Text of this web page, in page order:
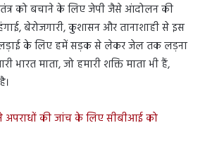
को बचाने के लिए जेपी जैसे आंदोलन की
बेरोजगारी, कुशासन और तानाशाही से इस
लड़ाई के लिए हमें सड़क से लेकर जेल तक लड़ना
भारत माता, जो हमारी शक्ति माता भी हैं,
अपराधों की जांच के लिए सीबीआई को